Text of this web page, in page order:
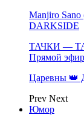
Manjiro
DARKSIDE
ТАЧКИ —
Прямой эфир
Царевны 👑
Prev Next
Юмор